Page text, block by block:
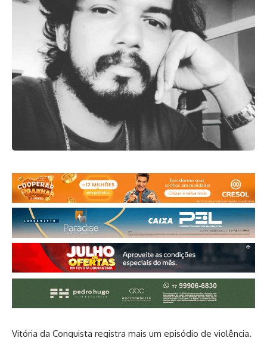
Vitória da Conquista registra mais um episódio de violência.